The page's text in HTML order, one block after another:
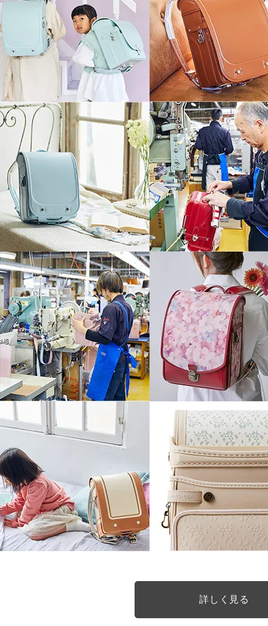
さりげなく組み合わされた
ステッチのやわらかな彩り
ランドセルのカラーに組み合わされ
自然の中から取り入れた色の組み合
サイドには芯材を入れて立体的に仕
ランドセルを見守ります。
Play
15mm伸縮して衝撃
下ベルトを伸縮させることで動いた
しっかりと吸収します。
背負ったときの位置が安定して背中
身体にかかる負担も軽減。
ベルトが伸縮するので着脱も楽に行
さらにご購入さ
こちらの３つの特典を
ランドセル
アフターケアガイド
ランドセル用
レインカバー
詳しく見る